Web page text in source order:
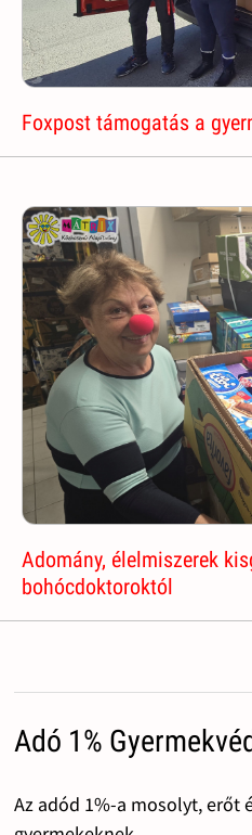
Foxpost támogatás a
Adomány, élelmiszerek
bohócdoktoroktól
Adó 1%
Az adód 1%-a mosolyt, erőt